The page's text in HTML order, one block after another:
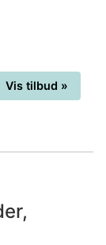
Vis tilbud »